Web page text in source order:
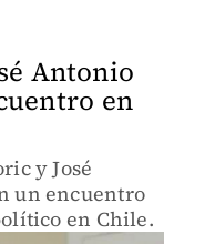
Antonio
en
y José
un encuentro
en Chile.